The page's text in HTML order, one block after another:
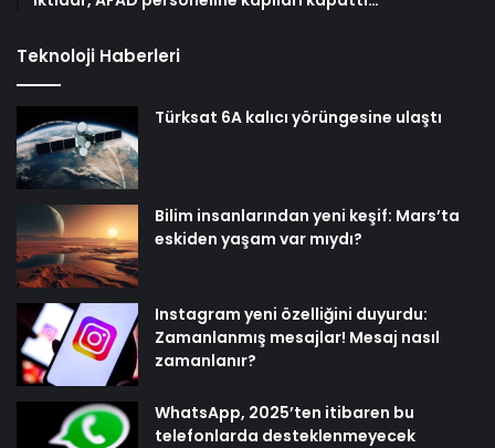
Teknoloji Haberleri
Türksat 6A kalıcı yörüngesine ulaştı
Bilim insanlarından yeni keşif: Mars’ta
eskiden yaşam var mıydı?
Instagram yeni özelliğini duyurdu:
Zamanlanmış mesajlar! Mesaj nasıl
zamanlanır?
WhatsApp, 2025’ten itibaren bu
telefonlarda desteklenmeyecek